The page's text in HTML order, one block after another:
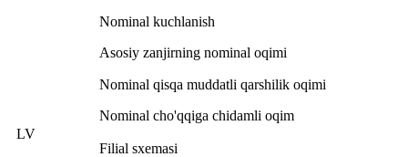
LV
Nominal kuchlanish
Asosiy zanjirning nominal oqimi
Nominal qisqa muddatli qarshilik oqimi
Nominal cho'qqiga chidamli oqim
Filial sxemasi